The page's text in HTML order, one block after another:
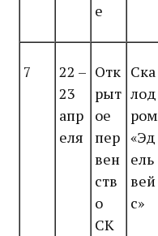
е
7
22 –
23
апр
еля
Отк
рыт
ое
пер
вен
ств
о
СК
Ска
лод
ром
«Эд
ель
вей
с»